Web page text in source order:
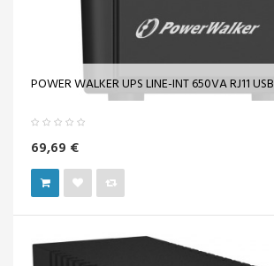
POWER WALKER UPS LINE-INT 650VA RJ11 USB
69,69 €